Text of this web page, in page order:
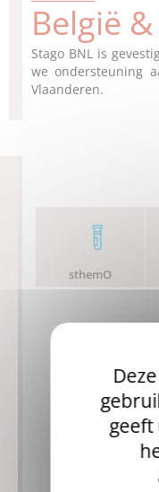
België
Stago BNL is
we ondersteuning
Vlaanderen.
sthemO
Geen
Alle